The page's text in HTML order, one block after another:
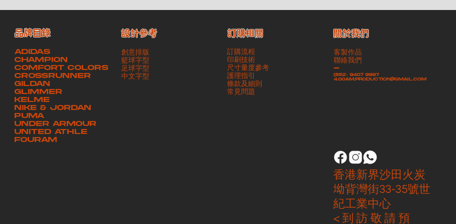
ADIDAS
CHAMPION
COMFORT COLORS
CROSSRUNNER
GILDAN
GLIMMER
KELME
NIKE & JORDAN
PUMA
UNDER ARMOUR
UNITED ATHLE
FOURAM
品牌目錄
創意排版
籃球字型
足球字型
​中文字型
設計參考
訂購流程
印刷技術
尺寸量度參考
護理指引
條款及細則
​常見問題
訂購相關
客製作品
聯絡我們
-
(852）9407 9997
4.00am.production@gmail.com
​關於我們
香港新界沙田火炭
坳背灣街33-35號世
紀工業中心
< 到 訪 敬 請 預